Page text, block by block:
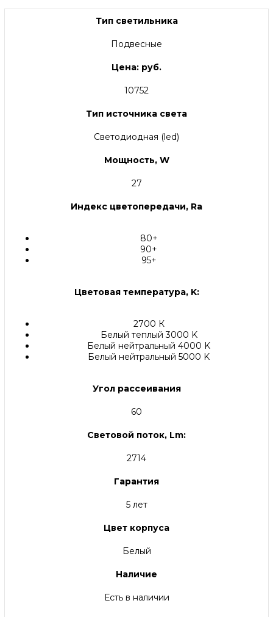
Тип светильника
Подвесные
Цена: руб.
10752
Тип источника света
Светодиодная (led)
Мощность, W
27
Индекс цветопередачи, Ra
80+
90+
95+
Цветовая температура, K:
2700 К
Белый теплый 3000 K
Белый нейтральный 4000 K
Белый нейтральный 5000 K
Угол рассеивания
60
Световой поток, Lm:
2714
Гарантия
5 лет
Цвет корпуса
Белый
Наличие
Есть в наличии